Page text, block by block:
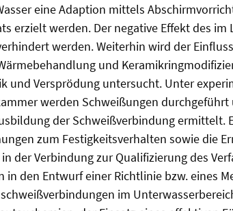
eine Adaption mittels
erzielt werden. Der negative Effekt des im
werden. Weiterhin wird der
und
und Versprödung untersucht. Unter
werden Schweißungen durchgeführt
der Schweißverbindung ermittelt.
zum Festigkeitsverhalten sowie die
der Verbindung zur Qualifizierung des
den Entwurf einer Richtlinie bzw. eines
im